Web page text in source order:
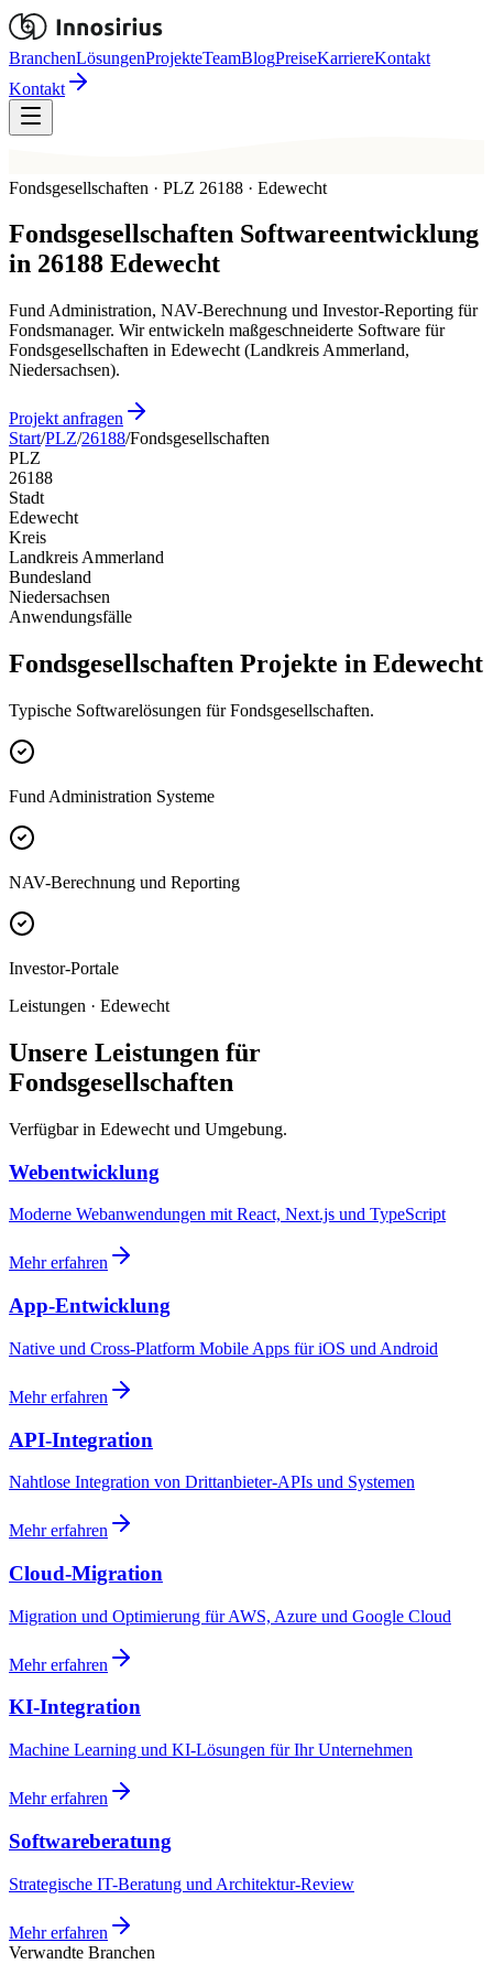
BranchenLösungenProjekteTeamBlogPreiseKarriereKontakt
Kontakt
Fondsgesellschaften · PLZ 26188 · Edewecht
Fondsgesellschaften Softwareentwicklung
in 26188 Edewecht
Fund Administration, NAV-Berechnung und Investor-Reporting für
Fondsmanager. Wir entwickeln maßgeschneiderte Software für
Fondsgesellschaften in Edewecht (Landkreis Ammerland,
Niedersachsen).
Projekt anfragen
Start/PLZ/26188/Fondsgesellschaften
PLZ
26188
Stadt
Edewecht
Kreis
Landkreis Ammerland
Bundesland
Niedersachsen
Anwendungsfälle
Fondsgesellschaften Projekte in Edewecht
Typische Softwarelösungen für Fondsgesellschaften.
Fund Administration Systeme
NAV-Berechnung und Reporting
Investor-Portale
Leistungen · Edewecht
Unsere Leistungen für
Fondsgesellschaften
Verfügbar in Edewecht und Umgebung.
Webentwicklung
Moderne Webanwendungen mit React, Next.js und TypeScript
Mehr erfahren
App-Entwicklung
Native und Cross-Platform Mobile Apps für iOS und Android
Mehr erfahren
API-Integration
Nahtlose Integration von Drittanbieter-APIs und Systemen
Mehr erfahren
Cloud-Migration
Migration und Optimierung für AWS, Azure und Google Cloud
Mehr erfahren
KI-Integration
Machine Learning und KI-Lösungen für Ihr Unternehmen
Mehr erfahren
Softwareberatung
Strategische IT-Beratung und Architektur-Review
Mehr erfahren
Verwandte Branchen